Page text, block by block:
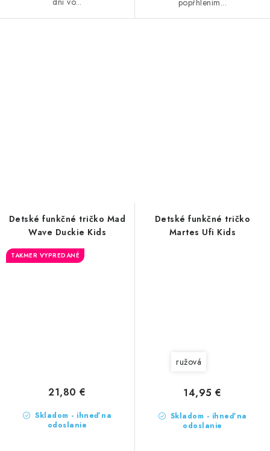
popŕhlením...
Detské funkčné tričko Mad
Wave Duckie Kids
TAKMER VYPREDANÉ
Skladom - ihneď na
odoslanie
21,80 €
Detské funkčné tričko
Martes Ufi Kids
ružová
Skladom - ihneď na
odoslanie
14,95 €